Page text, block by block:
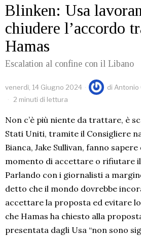
Blinken: Usa
chiudere l’accordo
Hamas
Escalation al confine con il Libano
venerdì, 14 Giugno 2024 di Antonio
2 minuti di lettura
Non c’è più niente da trattare, è
Stati Uniti, tramite il Consigliere
Bianca, Jake Sullivan, fanno
momento di accettare o rifiutare il
Parlando con i giornalisti a
detto che il mondo dovrebbe
accettare la proposta ed evitare
che Hamas ha chiesto alla
presentata dagli Usa “non sono